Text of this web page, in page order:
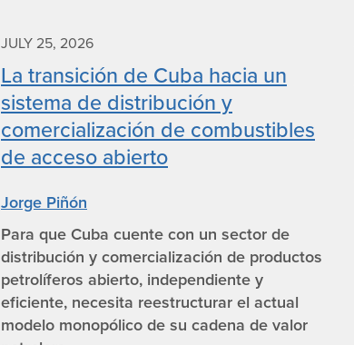
JULY 25, 2026
La transición de Cuba hacia un
sistema de distribución y
comercialización de combustibles
de acceso abierto
Jorge Piñón
Para que Cuba cuente con un sector de
distribución y comercialización de productos
petrolíferos abierto, independiente y
eficiente, necesita reestructurar el actual
modelo monopólico de su cadena de valor